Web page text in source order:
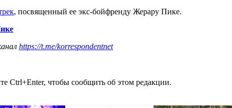
, посвященный ее экс-бойфренду Жерару Пике.
https://t.me/korrespondentnet
Ctrl+Enter, чтобы сообщить об этом редакции.